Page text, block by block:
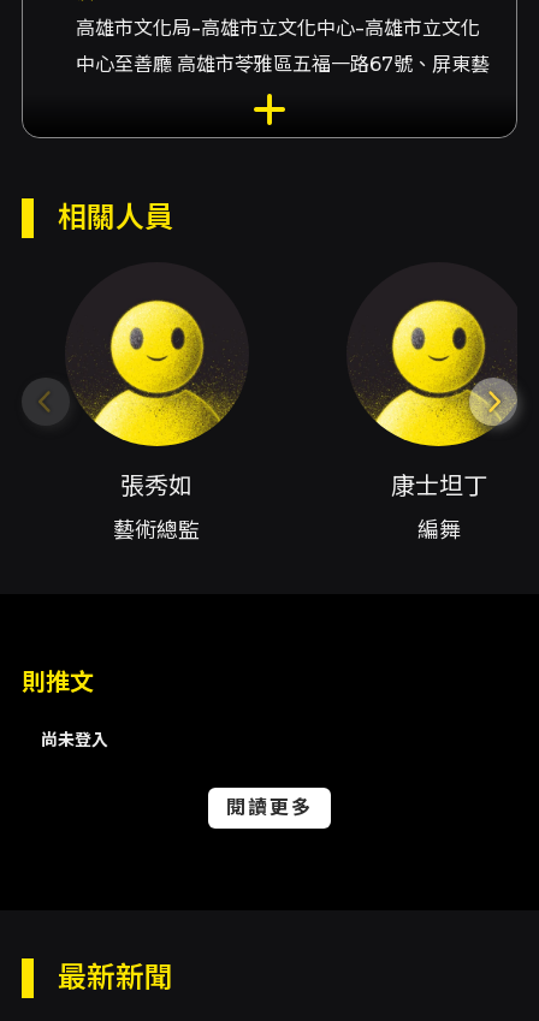
高雄市文化局-高雄市立文化中心-高雄市立文化
中心至善廳 高雄市苓雅區五福一路67號、屏東藝
術館-藝術館 屏東縣屏東市和平路427號、臺南
文化中心-臺南文化中心原生劇場 臺南市東區中
演出團隊
丁、編舞戴鼎如、演出者戴鼎如、燈光設計林育
誠、舞者夏嘉徽、演出者夏嘉徽、舞者許佳蓉、
演出者許佳蓉、舞者劉諭萱、演出者劉諭萱、舞
者賴明玥、演出者賴明玥、舞者黃筱哲、演出者
黃筱哲、舞者韓華、演出者韓華、舞者林胤廷、
演出者林胤廷、舞者陳妍臻、演出者陳妍臻
內容簡介
舞者/夏嘉徽 許佳蓉 劉諭萱 賴明玥 黃筱哲 韓 華
地是孕育、是廣闊，是生命價值反覆叩問的泉
源。透過肢體探索在地表支撐下，人與萬物的關
元素與古典芭蕾技巧的融合，呈現作品豐富多
相關人員
張秀如
藝術總監
康士坦丁
編舞
則推文
尚未登入
閱讀更多
最新新聞